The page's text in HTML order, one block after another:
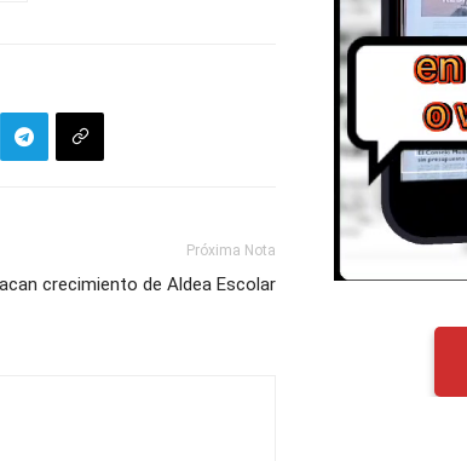
Próxima Nota
crecimiento de Aldea Escolar